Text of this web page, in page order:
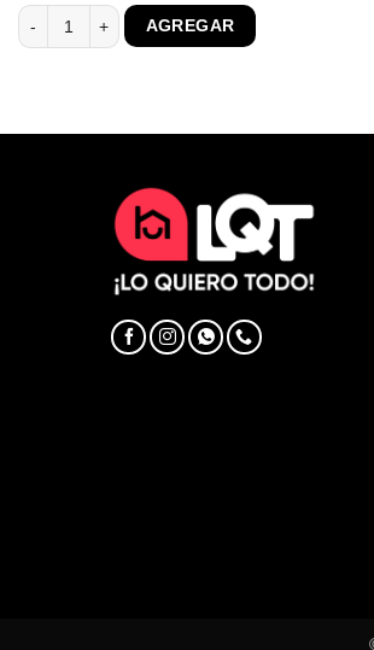
original
era:
$ 11.220.
es:
$ 7.293.
Ropero Placard 3 Puertas Corredizas 2
AGREGAR
cantidad